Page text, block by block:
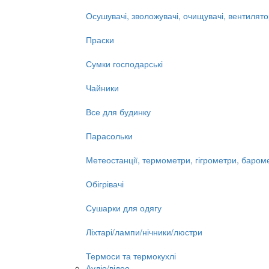
Осушувачі, зволожувачі, очищувачі,
Праски
Сумки господарські
Чайники
Все для будинку
Парасольки
Метеостанції, термометри, гігрометри,
Обігрівачі
Сушарки для одягу
Ліхтарі/лампи/нічники/люстри
Термоси та термокухлі